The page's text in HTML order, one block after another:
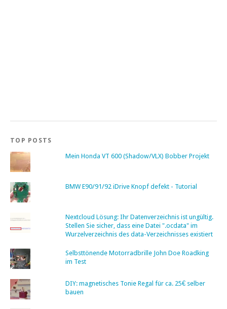
TOP POSTS
Mein Honda VT 600 (Shadow/VLX) Bobber Projekt
BMW E90/91/92 iDrive Knopf defekt - Tutorial
Nextcloud Lösung: Ihr Datenverzeichnis ist ungültig.
Stellen Sie sicher, dass eine Datei ".ocdata" im
Wurzelverzeichnis des data-Verzeichnisses existiert
Selbsttönende Motorradbrille John Doe Roadking
im Test
DIY: magnetisches Tonie Regal für ca. 25€ selber
bauen